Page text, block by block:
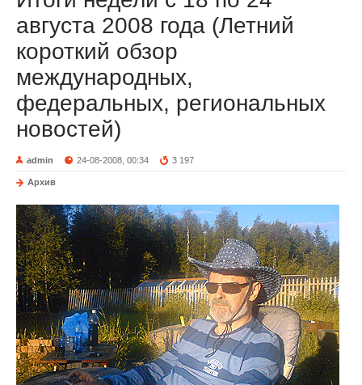
августа 2008 года (Летний
короткий обзор
международных,
федеральных, региональных
новостей)
admin 24-08-2008, 00:34 3 197
Архив